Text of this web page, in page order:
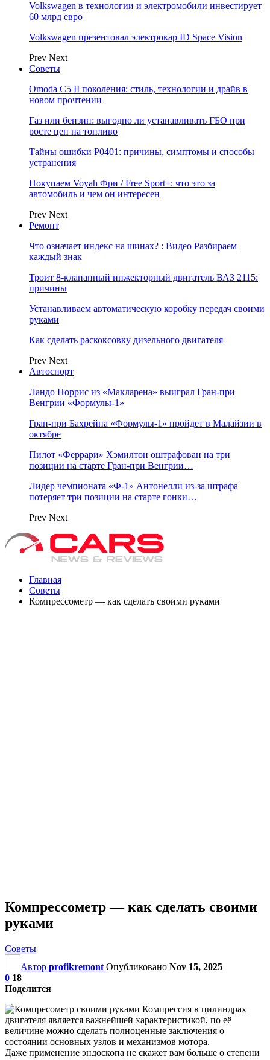
Volkswagen в технологии и электромобили инвестирует
60 млрд евро
Volkswagen презентовал электрокар ID Space Vision
Prev Next
Советы
Omoda C5 II поколения: стиль, технологии и драйв в
новом прочтении
Газ или бензин: выгодно ли устанавливать ГБО при
росте цен на топливо
Тайны ошибки P0401: причины, симптомы и способы
устранения
Покупаем Voyah Фри / Free Sport+: что это за
автомобиль и чем он интересен
Prev Next
Ремонт
Что означает индекс на шинах? : Видео Разбираем
каждый знак
Троит 8-клапанный инжекторный двигатель ВАЗ 2115:
причины
Устанавливаем автоматическую коробку передач своими
руками
Как сделать раскоксовку дизельного двигателя
Prev Next
Автоспорт
Ландо Норрис из «Макларена» выиграл Гран‑при
Венгрии «Формулы‑1»
Гран‑при Бахрейна «Формулы‑1» пройдет в Малайзии в
октябре
Пилот «Феррари» Хэмилтон оштрафован на три
позиции на старте Гран‑при Венгрии…
Лидер чемпионата «Ф‑1» Антонелли из‑за штрафа
потеряет три позиции на старте гонки…
Prev Next
Главная
Советы
Компрессометр — как сделать своими руками
Компрессометр — как сделать своими
руками
Советы
Автор profikremont Опубликовано Nov 15, 2025
0 18
Поделится
Компрессия в цилиндрах
двигателя является важнейшей характеристикой, по её
величине можно сделать полноценные заключения о
состоянии основных узлов и механизмов мотора.
Даже применение эндоскопа не скажет вам больше о степени